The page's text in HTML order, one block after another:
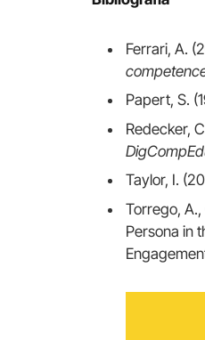
Ferrari, A.
Papert, S.
Redecker,
Taylor, I.
Torrego,
Persona in